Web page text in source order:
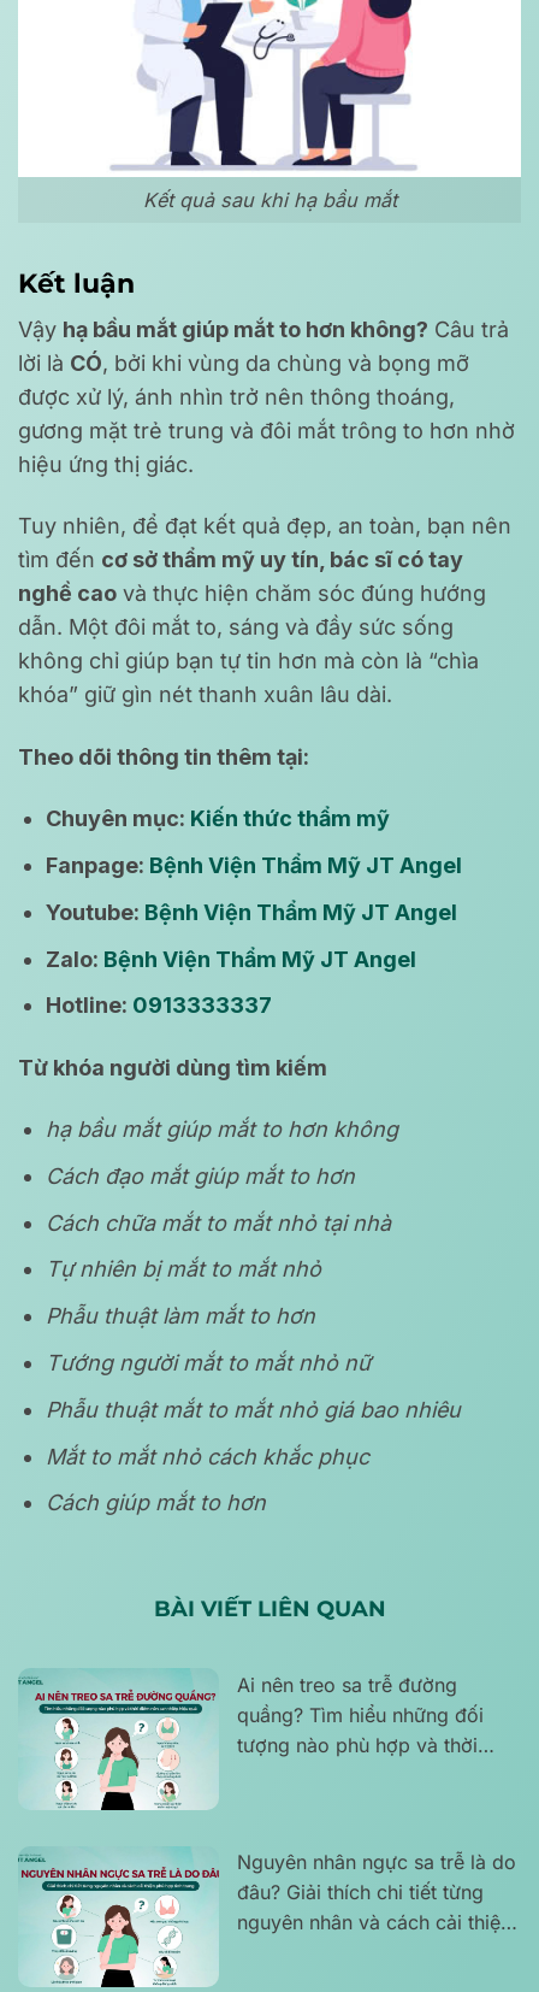
Kết quả sau khi hạ bầu mắt
Kết luận
Vậy hạ bầu mắt giúp mắt to hơn không? Câu trả
lời là CÓ, bởi khi vùng da chùng và bọng mỡ
được xử lý, ánh nhìn trở nên thông thoáng,
gương mặt trẻ trung và đôi mắt trông to hơn nhờ
hiệu ứng thị giác.
Tuy nhiên, để đạt kết quả đẹp, an toàn, bạn nên
tìm đến cơ sở thẩm mỹ uy tín, bác sĩ có tay
nghề cao và thực hiện chăm sóc đúng hướng
dẫn. Một đôi mắt to, sáng và đầy sức sống
không chỉ giúp bạn tự tin hơn mà còn là “chìa
khóa” giữ gìn nét thanh xuân lâu dài.
Theo dõi thông tin thêm tại:
Chuyên mục: Kiến thức thẩm mỹ
Fanpage: Bệnh Viện Thẩm Mỹ JT Angel
Youtube: Bệnh Viện Thẩm Mỹ JT Angel
Zalo: Bệnh Viện Thẩm Mỹ JT Angel
Hotline: 0913333337
Từ khóa người dùng tìm kiếm
hạ bầu mắt giúp mắt to hơn không
Cách đạo mắt giúp mắt to hơn
Cách chữa mắt to mắt nhỏ tại nhà
Tự nhiên bị mắt to mắt nhỏ
Phẫu thuật làm mắt to hơn
Tướng người mắt to mắt nhỏ nữ
Phẫu thuật mắt to mắt nhỏ giá bao nhiêu
Mắt to mắt nhỏ cách khắc phục
Cách giúp mắt to hơn
BÀI VIẾT LIÊN QUAN
Ai nên treo sa trễ đường
quầng? Tìm hiểu những đối
tượng nào phù hợp và thời
Nguyên nhân ngực sa trễ là do
đâu? Giải thích chi tiết từng
nguyên nhân và cách cải thiện